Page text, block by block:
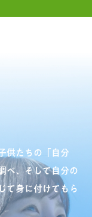
供たちの「自分
べ、そして自分の
て身に付けてもら